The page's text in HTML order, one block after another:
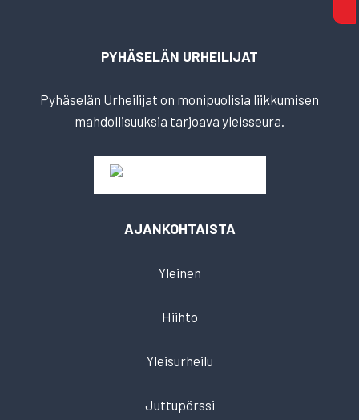
PYHÄSELÄN URHEILIJAT
Pyhäselän Urheilijat on monipuolisia liikkumisen
mahdollisuuksia tarjoava yleisseura.
AJANKOHTAISTA
Yleinen
Hiihto
Yleisurheilu
Juttupörssi